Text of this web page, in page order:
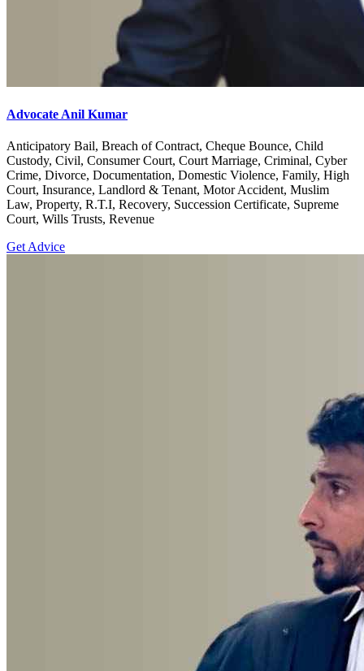
Advocate Anil Kumar
Anticipatory Bail, Breach of Contract, Cheque Bounce, Child
Custody, Civil, Consumer Court, Court Marriage, Criminal, Cyber
Crime, Divorce, Documentation, Domestic Violence, Family, High
Court, Insurance, Landlord & Tenant, Motor Accident, Muslim
Law, Property, R.T.I, Recovery, Succession Certificate, Supreme
Court, Wills Trusts, Revenue
Get Advice